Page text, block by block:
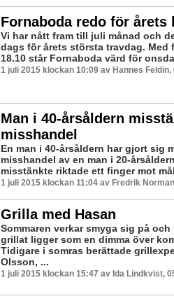
Fornaboda redo för årets
Vi har nått fram till juli månad och
dags för årets största travdag. Med
18.10 står Fornaboda värd för
1 juli 2015 klockan 10:09 av Hannes Feldin,
Man i 40-årsåldern
misshandel
En man i 40-årsåldern har gjort sig
misshandel av en man i 20-
misstänkte riktade ett finger mot
1 juli 2015 klockan 11:04 av Fredrik
Grilla med Hasan
Sommaren verkar smyga sig på
grillat ligger som en dimma över
Tidigare i somras berättade
Olsson, ...
1 juli 2015 klockan 15:47 av Ida Lindkvist,